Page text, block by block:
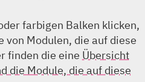
farbigen Balken klicken,
von Modulen, die auf diese
finden die eine Übersicht
die Module, die auf diese